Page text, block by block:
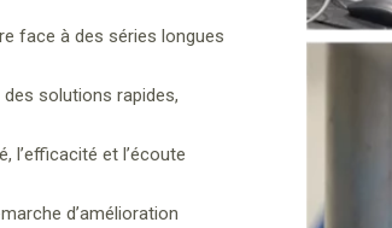
face à des séries longues
solutions rapides,
l’efficacité et l’écoute
d’amélioration